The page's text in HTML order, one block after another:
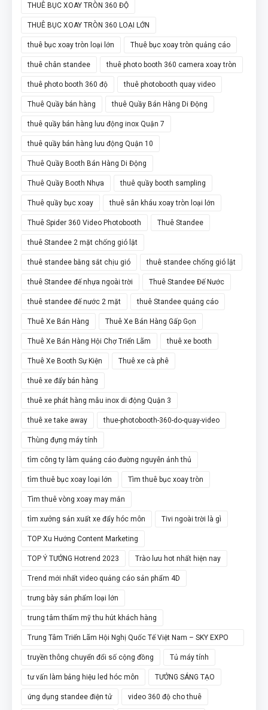
THUÊ BỤC XOAY TRÒN 360 ĐỘ
THUÊ BỤC XOAY TRÒN 360 LOẠI LỚN
thuê bục xoay tròn loại lớn Thuê bục xoay tròn quảng cáo
thuê chân standee thuê photo booth 360 camera xoay tròn
thuê photo booth 360 độ thuê photobooth quay video
Thuê Quầy bán hàng thuê Quầy Bán Hàng Di Động
thuê quầy bán hàng lưu động inox Quận 7
thuê quầy bán hàng lưu động Quận 10
Thuê Quầy Booth Bán Hàng Di Động
Thuê Quầy Booth Nhựa thuê quầy booth sampling
Thuê quầy bục xoay thuê sân kháu xoay tròn loại lớn
Thuê Spider 360 Video Photobooth Thuê Standee
thuê Standee 2 mặt chống gió lật
thuê standee bằng sắt chịu gió thuê standee chống gió lật
thuê Standee đế nhựa ngoài trời Thuê Standee Đế Nước
thuê standee đế nước 2 mặt thuê Standee quảng cáo
Thuê Xe Bán Hàng Thuê Xe Bán Hàng Gấp Gọn
Thuê Xe Bán Hàng Hội Chợ Triển Lãm thuê xe booth
Thuê Xe Booth Sự Kiện Thuê xe cà phê
thuê xe đẩy bán hàng
thuê xe phát hàng mẫu inox di động Quận 3
thuê xe take away thue-photobooth-360-do-quay-video
Thùng đựng máy tính
tìm công ty làm quảng cáo đường nguyễn ảnh thủ
tìm thuê bục xoay loại lớn Tìm thuê bục xoay tròn
Tìm thuê vòng xoay may mắn
tìm xưởng sản xuất xe đẩy hóc môn Tivi ngoài trời là gì
TOP Xu Hướng Content Marketing
TOP Ý TƯỞNG Hotrend 2023 Trào lưu hot nhất hiện nay
Trend mới nhất video quảng cáo sản phẩm 4D
trưng bày sản phẩm loại lớn
trung tâm thẩm mỹ thu hút khách hàng
Trung Tâm Triển Lãm Hội Nghị Quốc Tế Việt Nam – SKY EXPO
Quận 12
truyền thông chuyển đổi số cộng đồng Tủ máy tính
tư vấn làm bảng hiệu led hóc môn TƯỞNG SÁNG TẠO
ứng dụng standee điện tử video 360 độ cho thuê